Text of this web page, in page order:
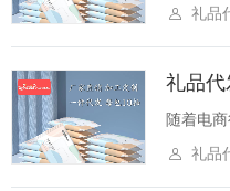
链，支
礼品
随着电
择。本
礼品